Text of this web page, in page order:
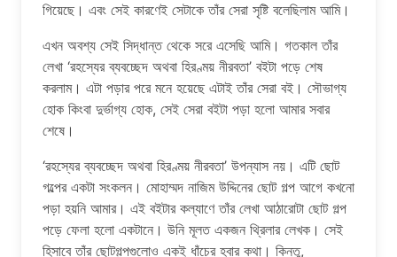
গিয়েছে। এবং সেই কারণেই সেটাকে তাঁর সেরা সৃষ্টি বলেছিলাম আমি।
এখন অবশ্য সেই সিদ্ধান্ত থেকে সরে এসেছি আমি। গতকাল তাঁর
লেখা ‘রহস্যের ব্যবচ্ছেদ অথবা হিরণ্ময় নীরবতা’ বইটা পড়ে শেষ
করলাম। এটা পড়ার পরে মনে হয়েছে এটাই তাঁর সেরা বই। সৌভাগ্য
হোক কিংবা দুর্ভাগ্য হোক, সেই সেরা বইটা পড়া হলো আমার সবার
শেষে।
‘রহস্যের ব্যবচ্ছেদ অথবা হিরণ্ময় নীরবতা’ উপন্যাস নয়। এটি ছোট
গল্পের একটা সংকলন। মোহাম্মদ নাজিম উদ্দিনের ছোট গল্প আগে কখনো
পড়া হয়নি আমার। এই বইটার কল্যাণে তাঁর লেখা আঠারোটা ছোট গল্প
পড়ে ফেলা হলো একটানে। উনি মূলত একজন থ্রিলার লেখক। সেই
হিসাবে তাঁর ছোটগল্পগুলোও একই ধাঁচের হবার কথা। কিন্তু,